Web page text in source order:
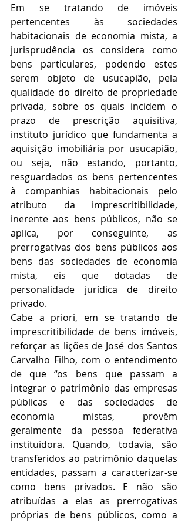
Em se tratando de imóveis
pertencentes às sociedades
habitacionais de economia mista, a
jurisprudência os considera como
bens particulares, podendo estes
serem objeto de usucapião, pela
qualidade do direito de propriedade
privada, sobre os quais incidem o
prazo de prescrição aquisitiva,
instituto jurídico que fundamenta a
aquisição imobiliária por usucapião,
ou seja, não estando, portanto,
resguardados os bens pertencentes
à companhias habitacionais pelo
atributo da imprescritibilidade,
inerente aos bens públicos, não se
aplica, por conseguinte, as
prerrogativas dos bens públicos aos
bens das sociedades de economia
mista, eis que dotadas de
personalidade jurídica de direito
privado.
Cabe a priori, em se tratando de
imprescritibilidade de bens imóveis,
reforçar as lições de José dos Santos
Carvalho Filho, com o entendimento
de que “os bens que passam a
integrar o patrimônio das empresas
públicas e das sociedades de
economia mistas, provêm
geralmente da pessoa federativa
instituidora. Quando, todavia, são
transferidos ao patrimônio daquelas
entidades, passam a caracterizar-se
como bens privados. E não são
atribuídas a elas as prerrogativas
próprias de bens públicos, como a